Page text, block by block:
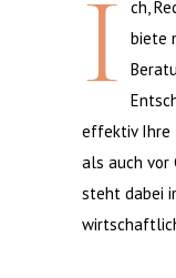
I
ch,
biete
effektiv Ihre
als auch vor
steht dabei